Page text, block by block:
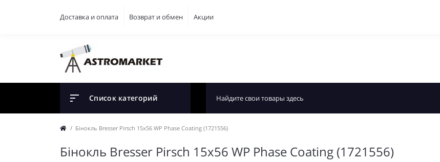
Доставка и оплата Возврат и обмен Акции
Список категорий
Бінокль Bresser Pirsch 15x56 WP Phase Coating (1721556)
Бінокль Bresser Pirsch 15x56 WP Phase Coating (1721556)